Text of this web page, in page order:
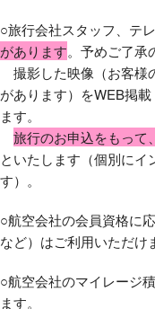
○旅行会社スタッフ、テ
があります。予めご了承
撮影した映像（お客様
があります）をWEB掲
ます。
旅行のお申込をもって
といたします（個別にイ
す）。
○航空会社の会員資格に
など）はご利用いただけ
○航空会社のマイレージ
ます。